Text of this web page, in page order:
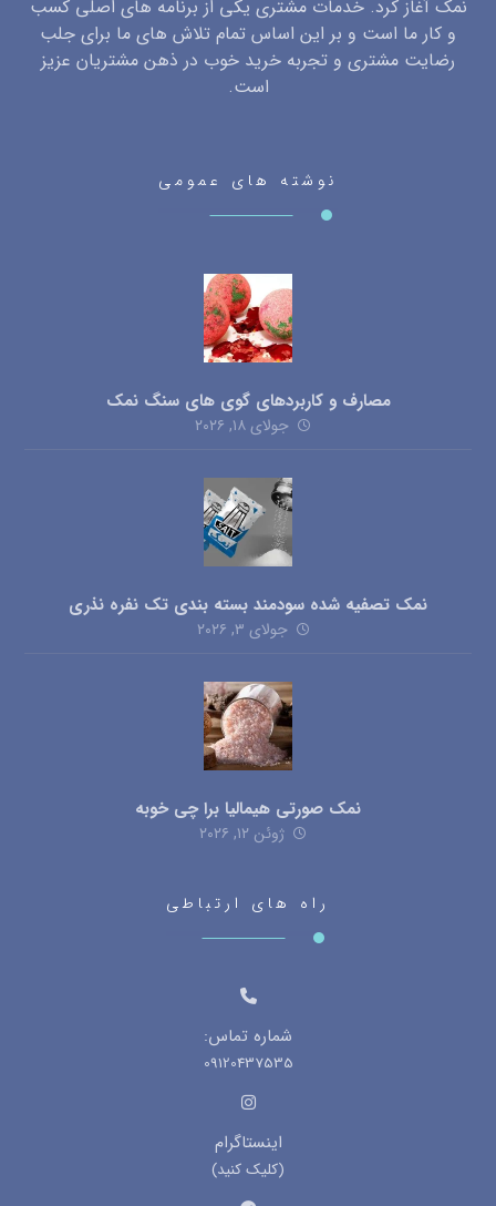
نمک آغاز کرد. خدمات مشتری یکی از برنامه های اصلی کسب
و کار ما است و بر این اساس تمام تلاش های ما برای جلب
رضایت مشتری و تجربه خرید خوب در ذهن مشتریان عزیز
است.
نوشته های عمومی
مصارف و کاربردهای گوی های سنگ نمک
جولای ۱۸, ۲۰۲۶
نمک تصفیه شده سودمند بسته بندی تک نفره نذری
جولای ۳, ۲۰۲۶
نمک صورتی هیمالیا برا چی خوبه
ژوئن ۱۲, ۲۰۲۶
راه های ارتباطی
شماره تماس:
09120437535
اینستاگرام
(کلیک کنید)